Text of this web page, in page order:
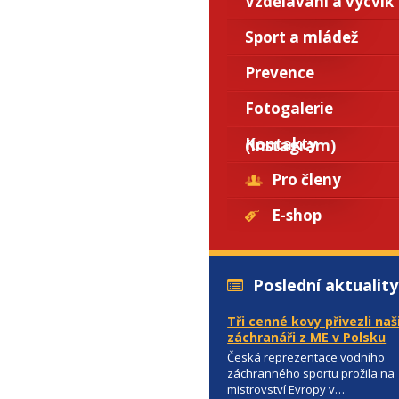
Sport a mládež
Prevence
Fotogalerie
(Instagram)
Kontakty
Pro členy
E-shop
Poslední aktuality
Tři cenné kovy přivezli
záchranáři z ME v Polsku
Česká reprezentace vodního
záchranného sportu prožila na
mistrovství Evropy v…